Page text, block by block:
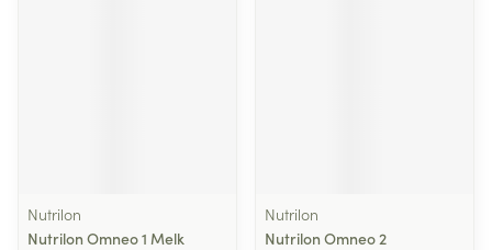
Nutrilon
Nutrilon Omneo 1 Melk
Nutrilon
Nutrilon Omneo 2